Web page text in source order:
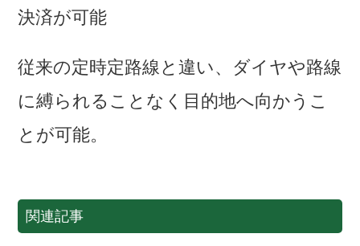
決済が可能
従来の定時定路線と違い、ダイヤや路線
に縛られることなく目的地へ向かうこ
とが可能。
関連記事